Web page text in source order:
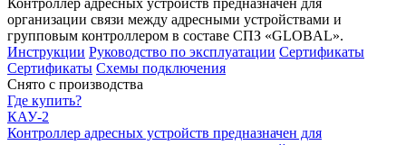
организации связи между адресными устройствами и
групповым контроллером в составе СПЗ «GLOBAL».
Инструкции Руководство по эксплуатации Сертификаты
Сертификаты Схемы подключения
Снято с производства
Где купить?
КАУ-2
Контроллер адресных устройств предназначен для